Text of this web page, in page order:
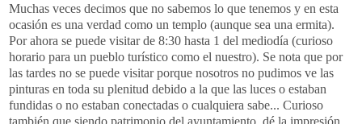
Muchas veces decimos que no sabemos lo que tenemos y en esta
ocasión es una verdad como un templo (aunque sea una ermita).
Por ahora se puede visitar de 8:30 hasta 1 del mediodía (curioso
horario para un pueblo turístico como el nuestro). Se nota que por
las tardes no se puede visitar porque nosotros no pudimos ve las
pinturas en toda su plenitud debido a la que las luces o estaban
fundidas o no estaban conectadas o cualquiera sabe... Curioso
también que siendo patrimonio del ayuntamiento, dé la impresión